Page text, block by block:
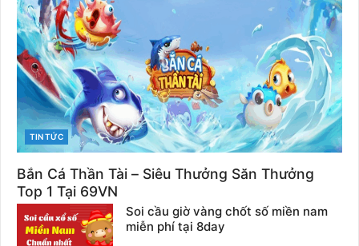
CATEGORIES
TIN TỨC
Bắn Cá Thần Tài – Siêu Thưởng Săn Thưởng
Top 1 Tại 69VN
Soi cầu giờ vàng chốt số miền nam
miễn phí tại 8day